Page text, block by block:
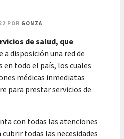
POR GONZA
de salud, que
a disposición una red de
todo el país, los cuales
médicas inmediatas
para prestar servicios de
con todas las atenciones
todas las necesidades